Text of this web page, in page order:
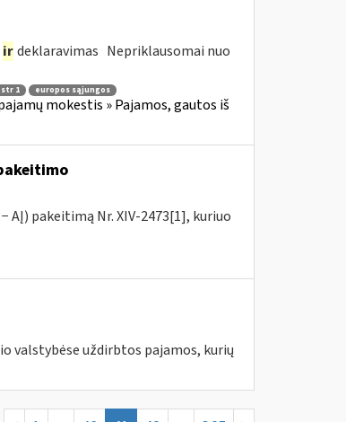
ir deklaravimas Nepriklausomai nuo
str 1
europos sąjungos
mokestis » Pajamos, gautos iš
pakeitimą Nr. XIV-2473[1], kuriuo
valstybėse uždirbtos pajamos, kurių